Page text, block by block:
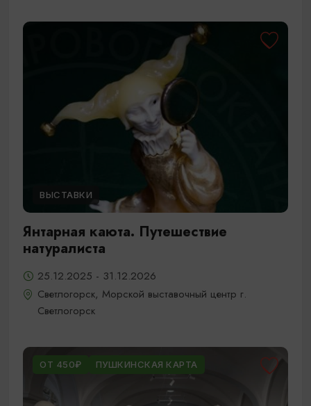
ВЫСТАВКИ
Янтарная каюта. Путешествие
натуралиста
25.12.2025 - 31.12.2026
Светлогорск, Морской выставочный центр г.
Светлогорск
ОТ 450₽ ПУШКИНСКАЯ КАРТА